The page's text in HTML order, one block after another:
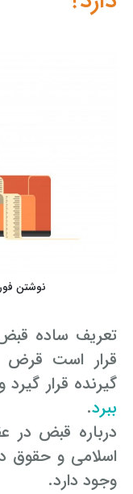
نوشتن
تعریف ساده
قرار است
گیرنده قرار
ببرد.
درباره قبض در
اسلامی و حقوق
وجود دارد.